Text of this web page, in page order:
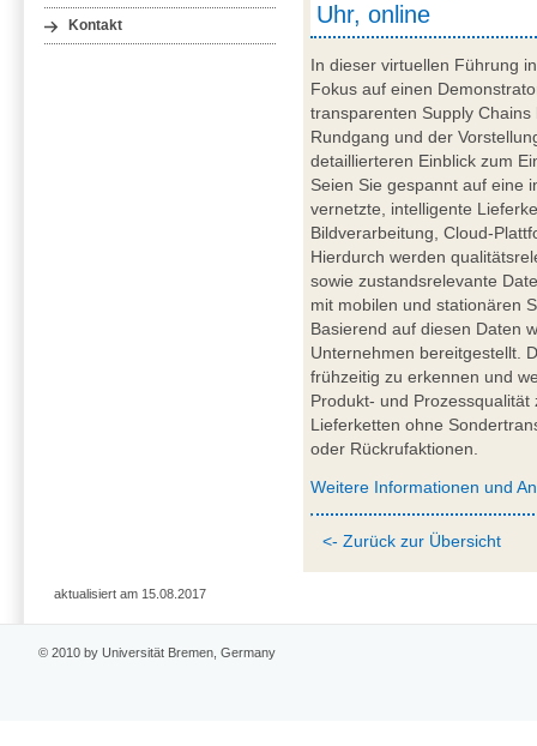
Kontakt
Uhr, online
In dieser virtuellen Führung
Fokus auf einen
transparenten Supply
Rundgang und der
detaillierteren Einblick zum
Seien Sie gespannt auf eine
vernetzte, intelligente
Bildverarbeitung, Cloud-
Hierdurch werden
sowie zustandsrelevante
mit mobilen und stationären
Basierend auf diesen Daten
Unternehmen bereitgestellt.
frühzeitig zu erkennen und
Produkt- und
Lieferketten ohne
oder Rückrufaktionen.
Weitere Informationen und
<- Zurück zur Übersicht
aktualisiert am 15.08.2017
© 2010 by Universität Bremen, Germany